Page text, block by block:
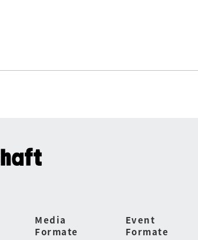
Media
Formate
Event
Formate